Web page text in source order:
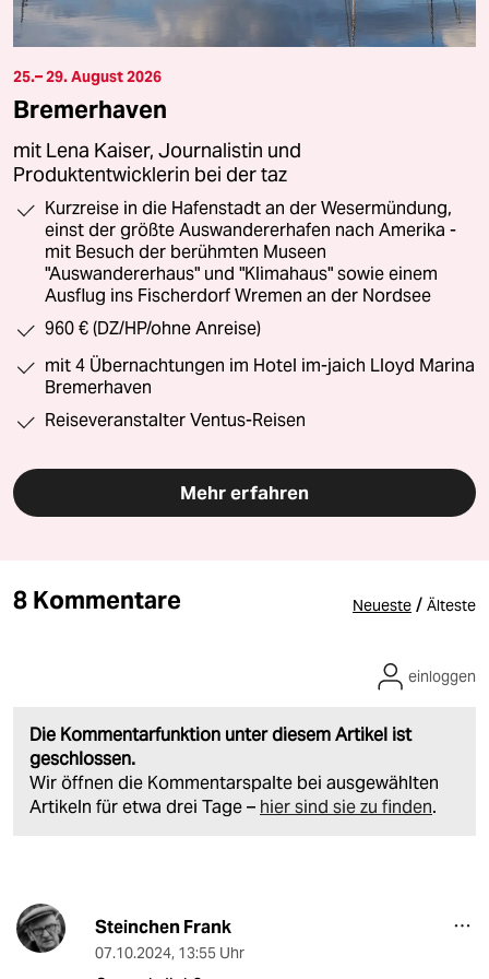
25.– 29. August 2026
Bremerhaven
mit Lena Kaiser, Journalistin und
Produktentwicklerin bei der taz
Kurzreise in die Hafenstadt an der Wesermündung,
einst der größte Auswandererhafen nach Amerika -
mit Besuch der berühmten Museen
"Auswandererhaus" und "Klimahaus" sowie einem
Ausflug ins Fischerdorf Wremen an der Nordsee
960 € (DZ/HP/ohne Anreise)
mit 4 Übernachtungen im Hotel im-jaich Lloyd Marina
Bremerhaven
Reiseveranstalter Ventus-Reisen
Mehr erfahren
8 Kommentare Neueste / Älteste
Die Kommentarfunktion unter diesem Artikel ist
geschlossen.
Wir öffnen die Kommentarspalte bei ausgewählten
Artikeln für etwa drei Tage – hier sind sie zu finden.
einloggen
Steinchen Frank
07.10.2024, 13:55 Uhr